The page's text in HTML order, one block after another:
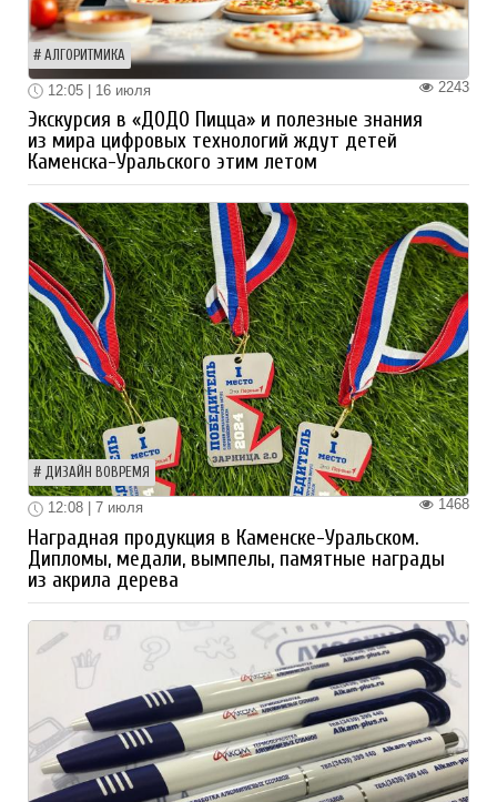
АЛГОРИТМИКА
2243
12:05 | 16 июля
Экскурсия в «ДОДО Пицца» и полезные знания
из мира цифровых технологий ждут детей
Каменска-Уральского этим летом
ДИЗАЙН ВОВРЕМЯ
1468
12:08 | 7 июля
Наградная продукция в Каменске-Уральском.
Дипломы, медали, вымпелы, памятные награды
из акрила дерева